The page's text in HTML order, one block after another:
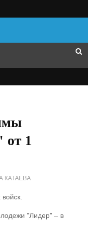
от 1
КАТАЕВА
"Лидер" – в